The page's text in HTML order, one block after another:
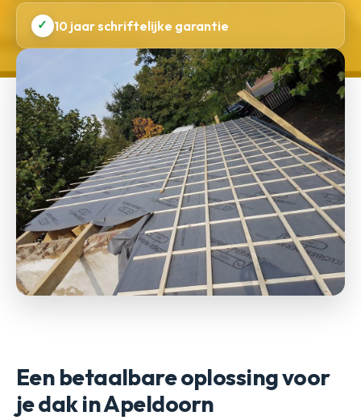
✓ 10 jaar schriftelijke garantie
Een betaalbare oplossing voor
je dak in Apeldoorn